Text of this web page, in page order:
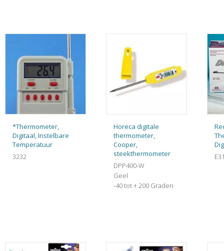
*Thermometer,
Digitaal, Instelbare
Temperatuur
3232
Horeca digitale
thermometer,
Cooper,
steekthermometer
DPP400-W
Geel
-40 tot + 200 Graden